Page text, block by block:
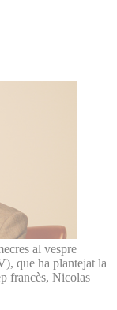
al vespre
que ha plantejat la
francès, Nicolas